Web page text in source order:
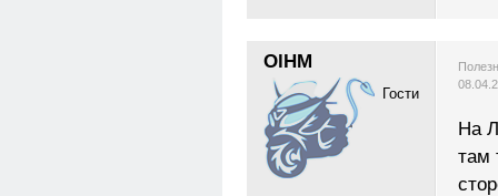
OlHM
Гости
На
там